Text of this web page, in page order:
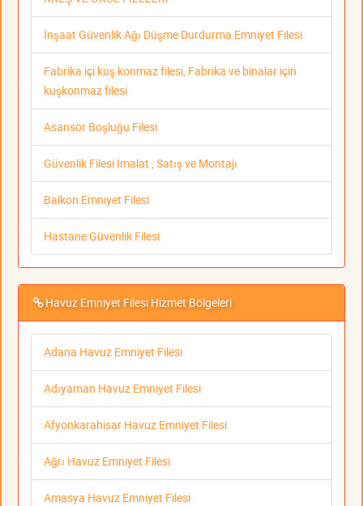
İnşaat Güvenlik Ağı Düşme Durdurma Emniyet Filesi
Fabrika içi kuş konmaz filesi, Fabrika ve binalar için
kuşkonmaz filesi
Asansör Boşluğu Filesi
Güvenlik Filesi İmalat , Satış ve Montajı
Balkon Emniyet Filesi
Hastane Güvenlik Filesi
Havuz Emniyet Filesi Hizmet Bölgeleri
Adana Havuz Emniyet Filesi
Adıyaman Havuz Emniyet Filesi
Afyonkarahisar Havuz Emniyet Filesi
Ağrı Havuz Emniyet Filesi
Amasya Havuz Emniyet Filesi